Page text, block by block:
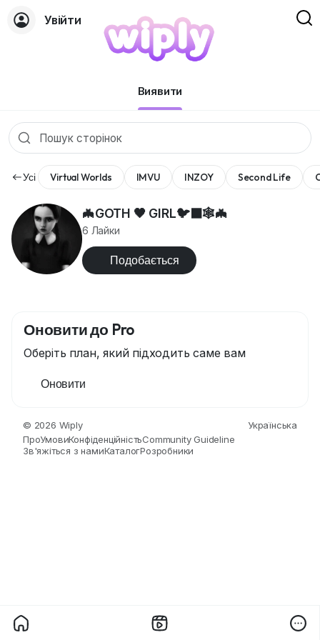
Увійти
Виявити
Усі Virtual Worlds IMVU INZOY Second Life
🦇GOTH 🖤 GIRL🐦‍⬛🕸️🦇
6 Лайки
Подобається
Оновити до Pro
Оберіть план, який підходить саме вам
Оновити
© 2026 Wiply
Українська
ПроУмовиКонфіденційністьCommunity Guideline
Зв'яжіться з намиКаталогРозробники